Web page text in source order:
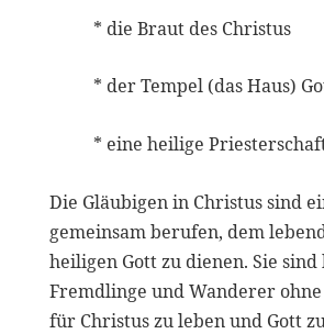
* die Braut des Christus
* der Tempel (das Haus)
* eine heilige
Die Gläubigen in Christus sind
gemeinsam berufen, dem
heiligen Gott zu dienen. Sie
Fremdlinge und Wanderer
für Christus zu leben und Gott